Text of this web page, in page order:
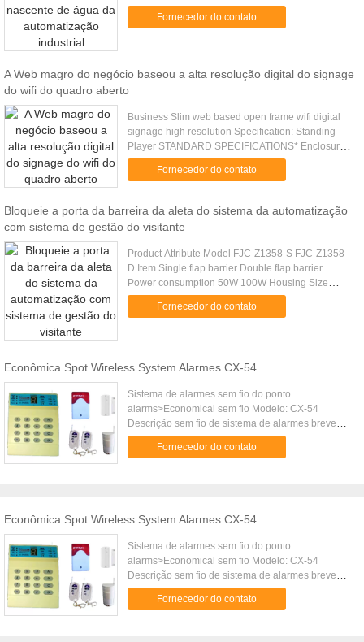
is the latest innovation , It employs cutting-edge
technologies ....
Fornecedor do contato
A Web magro do negócio baseou a alta resolução digital do signage
do wifi do quadro aberto
Business Slim web based open frame wifi digital
signage high resolution Specification: Standing
Player STANDARD SPECIFICATIONS* Enclosure
Stylish 1.5mm cold rolled steel enclosure Lockable
computer & monitor .....
Fornecedor do contato
Bloqueie a porta da barreira da aleta do sistema da automatização
com sistema de gestão do visitante
Product Attribute Model FJC-Z1358-S FJC-Z1358-
D Item Single flap barrier Double flap barrier
Power consumption 50W 100W Housing Size
1400x280x950 mm Housing material 1.5--2mm,
#304 Stainless Steel, Matt finish ...
Fornecedor do contato
Econômica Spot Wireless System Alarmes CX-54
Sistema de alarmes sem fio do ponto
alarms>Economical sem fio Modelo: CX-54
Descrição sem fio de sistema de alarmes breve
CX-54> do ponto econômico alarme 1.Spot o
painel do teclado 2.Separate, aparência original,
rádios, cada zona pode entrar 10 detectores, com
função da exposição de diodo emissor de luz
detectores 3.Login automaticamente com auto
tecnologia do recognision os dados postos 4.Allin
não podem ser untillpassward mudado
confirmados 5.All em dados postos não são
afetados pela falha de energia. O anfitrião
Fornecedor do contato
Econômica Spot Wireless System Alarmes CX-54
Sistema de alarmes sem fio do ponto
alarms>Economical sem fio Modelo: CX-54
Descrição sem fio de sistema de alarmes breve
CX-54> do ponto econômico alarme 1.Spot o
painel do teclado 2.Separate, aparência original,
Fornecedor do contato